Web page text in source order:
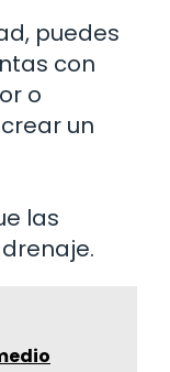
puedes
con
o
un
las